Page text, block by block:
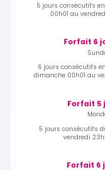
5 jours consécutifs
00h01 au
Forfait 6
6 jours consécutifs
dimanche 00h01 au
Forfait 5
5 jours consécutifs
vendredi
Forfait 6